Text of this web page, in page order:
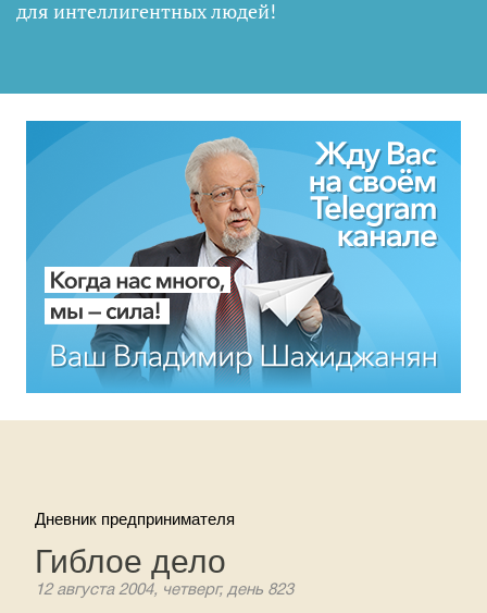
для интеллигентных людей!
Дневник предпринимателя
Гиблое дело
12 августа 2004, четверг, день 823